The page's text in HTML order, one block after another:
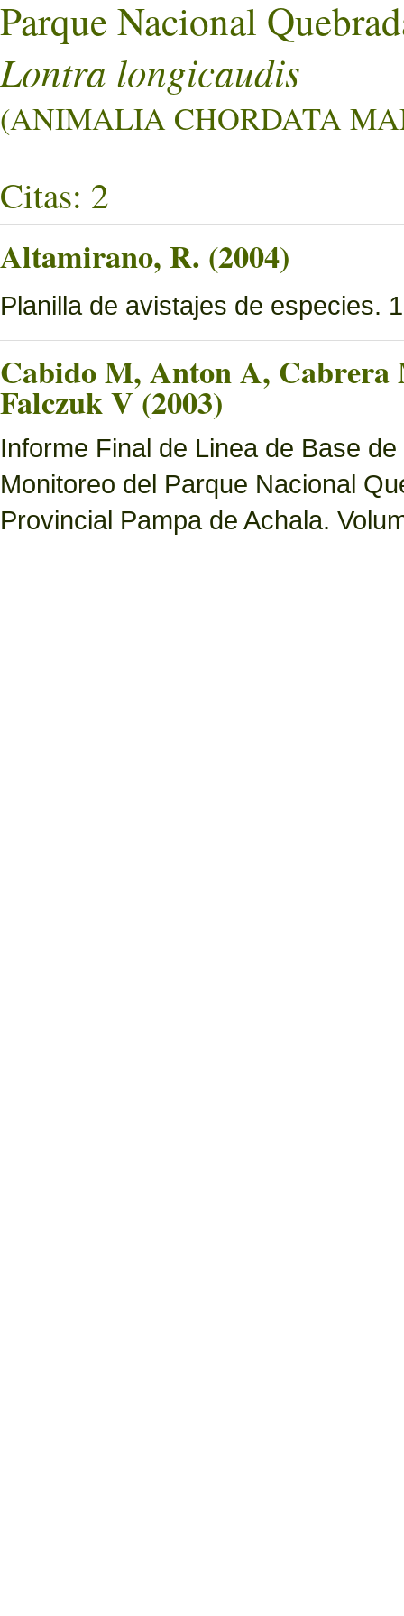
Parque Nacional
Lontra longicaudis
(ANIMALIA CHORDATA
Citas: 2
Altamirano, R. (2004)
Planilla de avistajes de especies.
Cabido M, Anton A,
Falczuk V (2003)
Informe Final de Linea de Base
Monitoreo del Parque Nacional
Provincial Pampa de Achala.